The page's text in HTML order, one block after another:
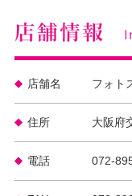
店舗名 フォト
住所 大阪府
電話 072-